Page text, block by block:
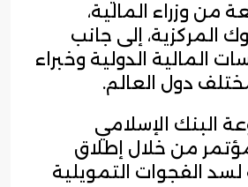
من وزراء المالية،
المركزية، إلى جانب
المالية الدولية وخبراء
دول العالم.
البنك الإسلامي
من خلال إطلاق
لسد الفجوات التمويلية